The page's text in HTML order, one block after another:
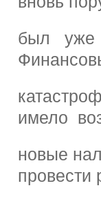
был уже
имело
новые
провести